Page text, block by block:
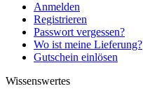
Anmelden
Registrieren
Passwort vergessen?
Wo ist meine Lieferung?
Gutschein einlösen
Wissenswertes